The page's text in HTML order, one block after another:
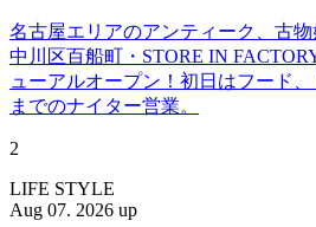
名古屋エリアのアンティーク、古物
中川区百船町・STORE IN
ューアルオープン！初日はフード
までのナイター営業。
2
LIFE STYLE
Aug 07. 2026 up